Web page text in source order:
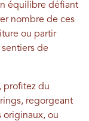
équilibre défiant
nombre de ces
ou partir
de
profitez du
regorgeant
originaux, ou